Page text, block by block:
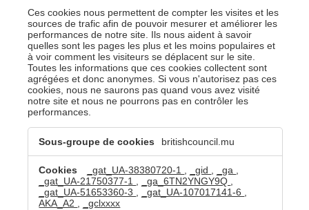
Ces cookies nous permettent de compter les visites et les
sources de trafic afin de pouvoir mesurer et améliorer les
performances de notre site. Ils nous aident à savoir
quelles sont les pages les plus et les moins populaires et
à voir comment les visiteurs se déplacent sur le site.
Toutes les informations que ces cookies collectent sont
agrégées et donc anonymes. Si vous n'autorisez pas ces
cookies, nous ne saurons pas quand vous avez visité
notre site et nous ne pourrons pas en contrôler les
performances.
Cookies
de
performance
britishcouncil.mu
_gat_UA-38380720-1 _gid _ga
_gat_UA-21750377-1
_ga_6TN2YNGY9Q
_gat_UA-51653360-3
_gat_UA-107017141-6
AKA_A2
_gclxxxx